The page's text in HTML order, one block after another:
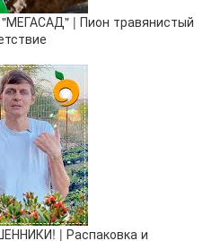
| Пион травянистый
| Распаковка и